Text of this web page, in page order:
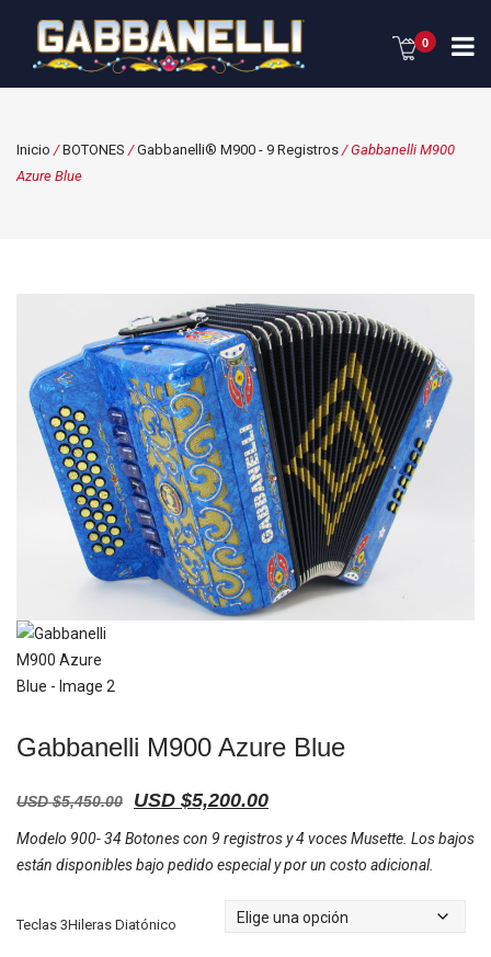
0
Inicio /BOTONES /Gabbanelli® M900 - 9 Registros / Gabbanelli M900
Azure Blue
Gabbanelli M900 Azure Blue
USD $5,450.00 USD $5,200.00
Modelo 900- 34 Botones con 9 registros y 4 voces Musette. Los bajos
están disponibles bajo pedido especial y por un costo adicional.
Teclas 3Hileras Diatónico